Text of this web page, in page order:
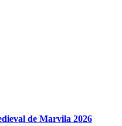
de Marvila 2026